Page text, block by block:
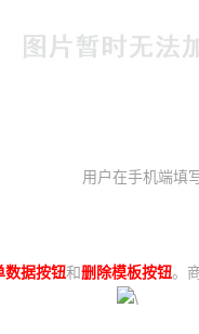
用户在手机端填
数据按钮和删除模板按钮。